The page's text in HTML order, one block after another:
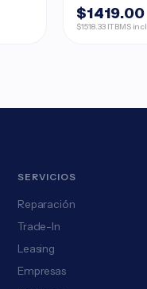
$1419.00
$1518.33 ITBMS incl.
SERVICIOS
Reparación
Trade-In
Leasing
Empresas